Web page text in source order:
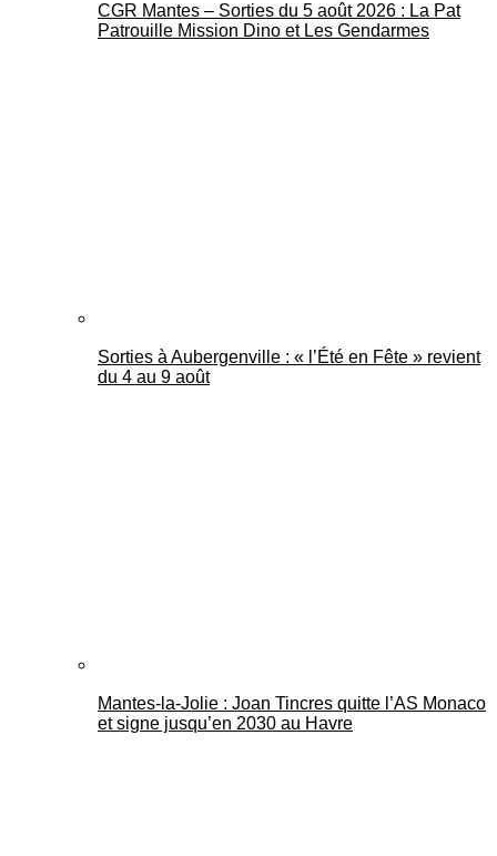
CGR Mantes – Sorties du 5 août 2026 : La Pat
Patrouille Mission Dino et Les Gendarmes
Sorties à Aubergenville : « l’Été en Fête » revient
du 4 au 9 août
Mantes-la-Jolie : Joan Tincres quitte l’AS Monaco
et signe jusqu’en 2030 au Havre